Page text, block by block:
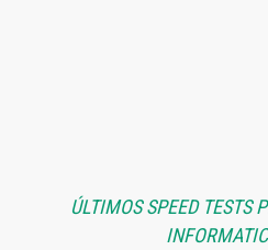
ÚLTIMOS SPEED TESTS